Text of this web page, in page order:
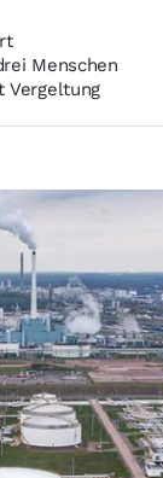
Menschen
Vergeltung